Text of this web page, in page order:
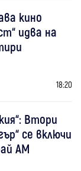
кино
идва на
18:20
Втори
се включи
АМ